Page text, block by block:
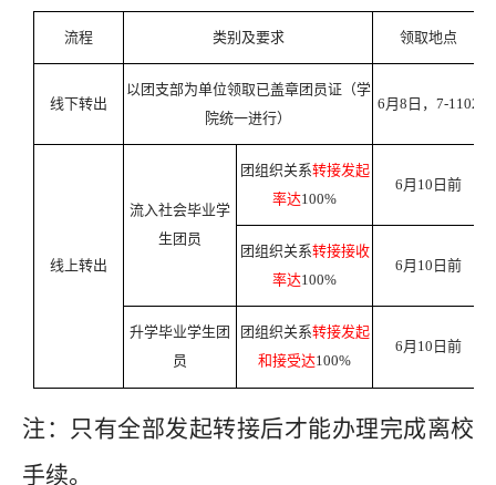
流程 类别及要求 领取地点
线下转出
以团支部为单位领取已盖章团员证（学
院统一进行）
6月8日， 7-1102
线上转出
流入社会毕业学
生团员
团组织关系转接发起
率达100%
6月10日前
团组织关系转接接收
率达100%
6月10日前
升学毕业学生团
员
团组织关系转接发起
和接受达100%
6月10日前
注：只有全部发起转接后才能办理完成离校
手续。